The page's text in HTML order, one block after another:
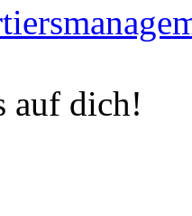
auf dich!